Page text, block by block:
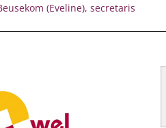
(Eveline), secretaris